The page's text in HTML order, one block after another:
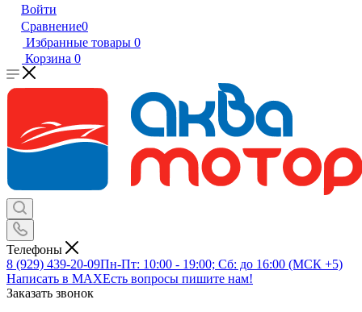
Войти
Сравнение0
Избранные товары 0
Корзина 0
Телефоны
8 (929) 439-20-09Пн-Пт: 10:00 - 19:00; Сб: до 16:00 (МСК +5)
Написать в MAXЕсть вопросы пишите нам!
Заказать звонок